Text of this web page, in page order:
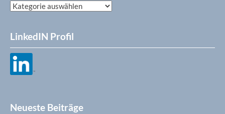
Kategorien
LinkedIN Profil
Neueste Beiträge